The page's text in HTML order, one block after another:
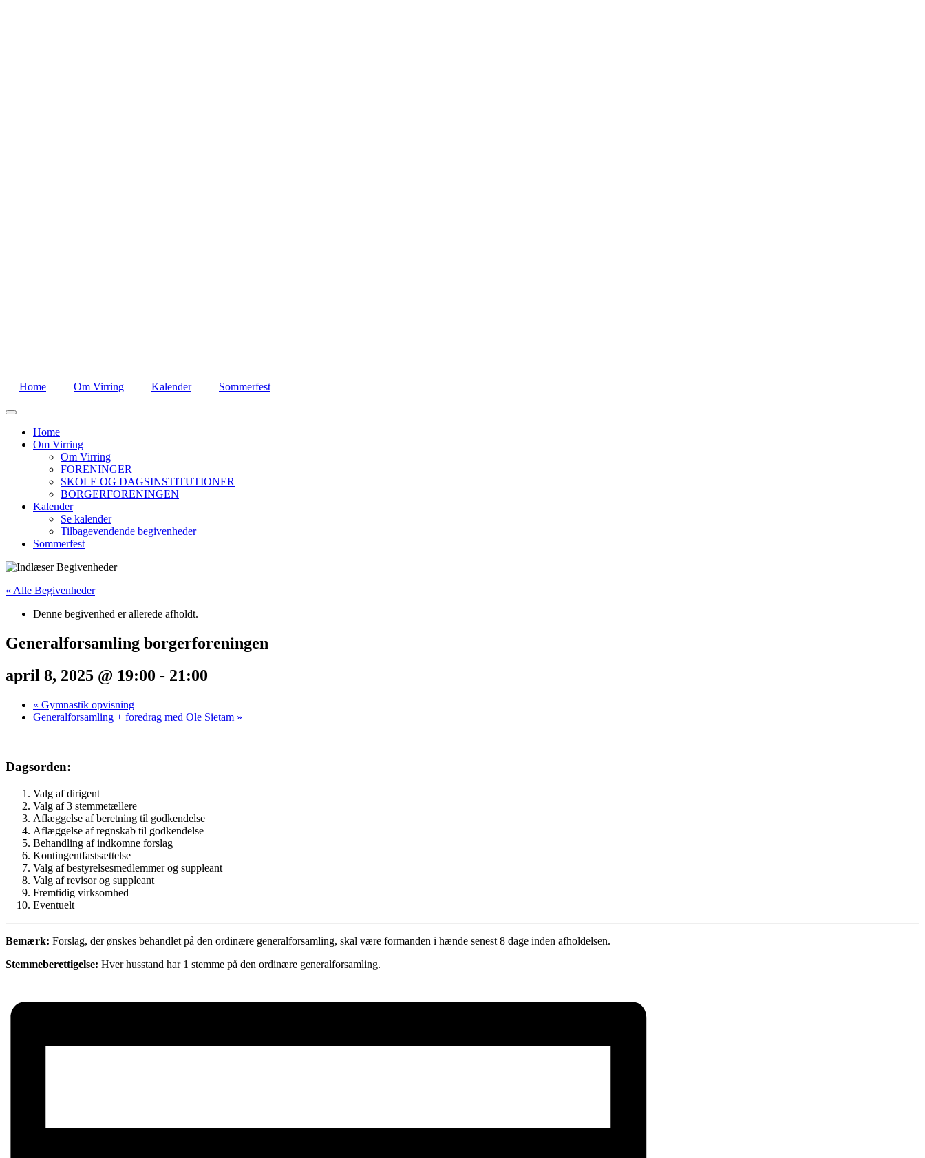
Home Om Virring Kalender Sommerfest
Home
Om Virring
Om Virring
FORENINGER
SKOLE OG DAGSINSTITUTIONER
BORGERFORENINGEN
Kalender
Se kalender
Tilbagevendende begivenheder
Sommerfest
« Alle Begivenheder
Denne begivenhed er allerede afholdt.
Generalforsamling borgerforeningen
april 8, 2025 @ 19:00 - 21:00
« Gymnastik opvisning
Generalforsamling + foredrag med Ole Sietam »
Dagsorden:
Valg af dirigent
Valg af 3 stemmetællere
Aflæggelse af beretning til godkendelse
Aflæggelse af regnskab til godkendelse
Behandling af indkomne forslag
Kontingentfastsættelse
Valg af bestyrelsesmedlemmer og suppleant
Valg af revisor og suppleant
Fremtidig virksomhed
Eventuelt
Bemærk: Forslag, der ønskes behandlet på den ordinære generalforsamling, skal være formanden i hænde senest 8 dage inden afholdelsen.
Stemmeberettigelse: Hver husstand har 1 stemme på den ordinære generalforsamling.